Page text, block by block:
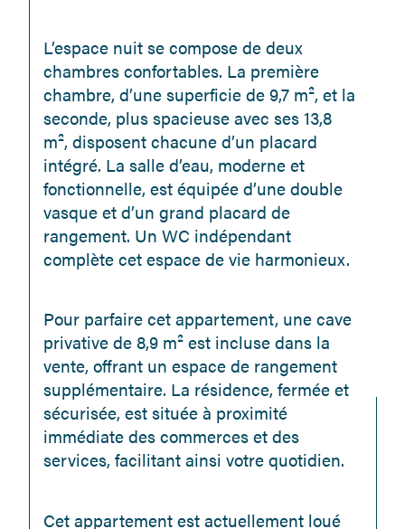
L’espace nuit se compose de deux
chambres confortables. La première
chambre, d’une superficie de 9,7 m², et la
seconde, plus spacieuse avec ses 13,8
m², disposent chacune d’un placard
intégré. La salle d’eau, moderne et
fonctionnelle, est équipée d’une double
vasque et d’un grand placard de
rangement. Un WC indépendant
complète cet espace de vie harmonieux.
Pour parfaire cet appartement, une cave
privative de 8,9 m² est incluse dans la
vente, offrant un espace de rangement
supplémentaire. La résidence, fermée et
sécurisée, est située à proximité
immédiate des commerces et des
services, facilitant ainsi votre quotidien.
Cet appartement est actuellement loué